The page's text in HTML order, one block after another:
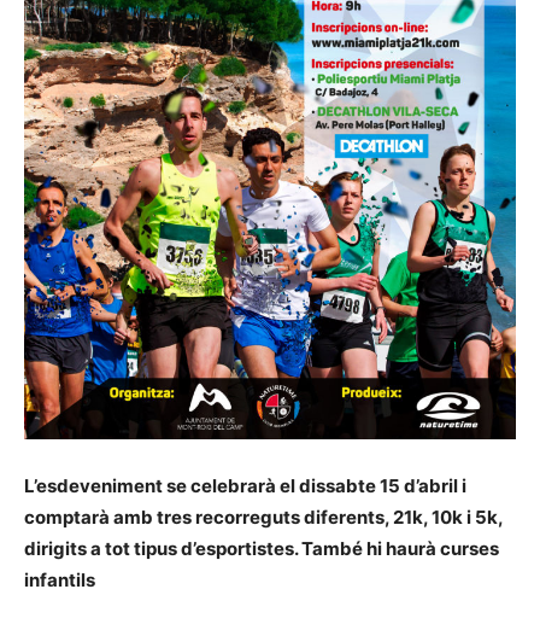
L’esdeveniment se celebrarà el dissabte 15 d’abril i
comptarà amb tres recorreguts diferents, 21k, 10k i 5k,
dirigits a tot tipus d’esportistes. També hi haurà curses
infantils